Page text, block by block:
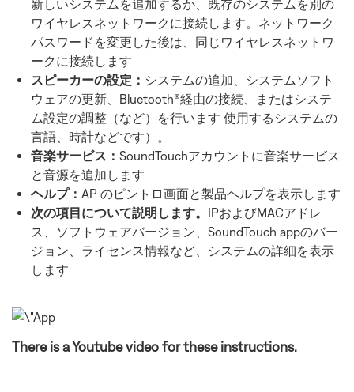
新しいシステムを追加するか、既存のシステムを別の
ワイヤレスネットワークに接続します。ネットワーク
パスワードを変更した後は、同じワイヤレスネットワ
ークに接続します
スピーカーの設定： システムの追加、システムソフト
ウェアの更新、Bluetooth®経由の接続、またはシステ
ム設定の調整（など）を行います 使用するシステムの
言語、時計などです）。
音楽サービス： SoundTouchアカウントに音楽サービス
と音源を追加します
ヘルプ： AP のピントロ画面と製品ヘルプを表示します
次の項目について説明します。 IPおよびMACアドレ
ス、ソフトウェアバージョン、SoundTouch appのバー
ジョン、ライセンス情報など、システムの詳細を表示
します
There is a Youtube video for these instructions.